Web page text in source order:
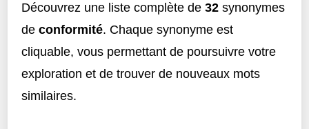
Découvrez une liste complète de32 synonymes
deconformité. Chaque synonyme est
cliquable, vous permettant de poursuivre votre
exploration et de trouver de nouveaux mots
similaires.